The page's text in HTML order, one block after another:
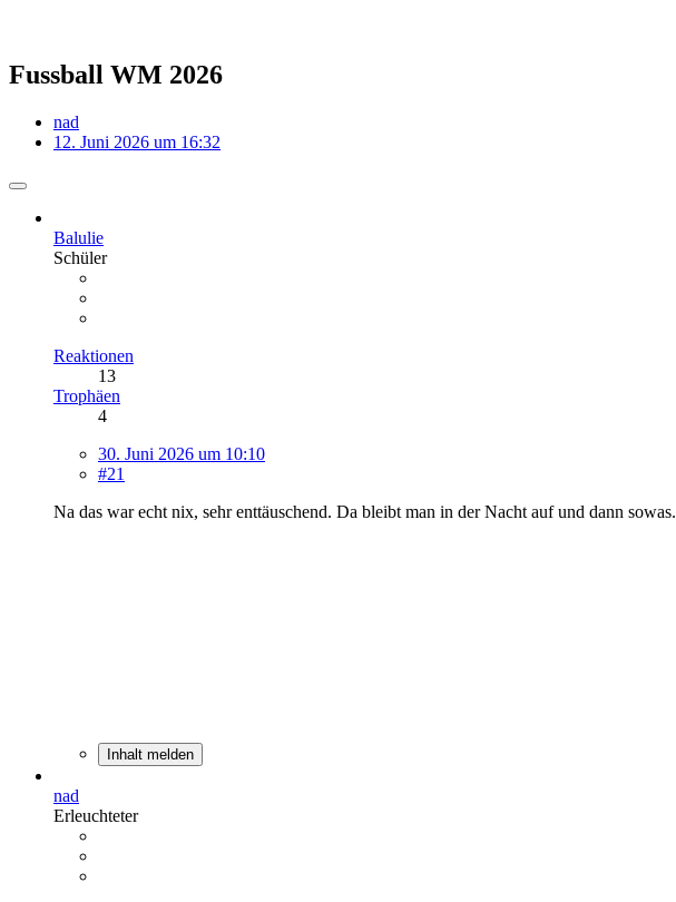
Fussball WM 2026
nad
12. Juni 2026 um 16:32
Balulie
Schüler
Reaktionen
13
Trophäen
4
30. Juni 2026 um 10:10
#21
Na das war echt nix, sehr enttäuschend. Da bleibt man in der Nacht auf und dann sowas.
Inhalt melden
nad
Erleuchteter